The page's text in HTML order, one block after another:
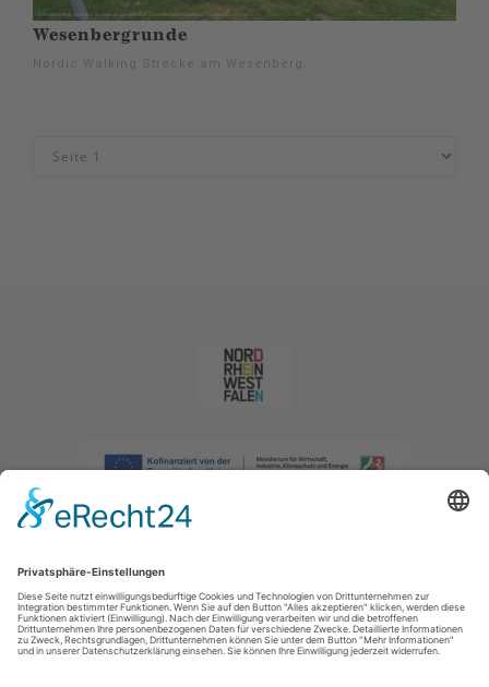
Wesenbergrunde
Nordic Walking Strecke am Wesenberg.
Impressum|Datenschutzerklärung|Barrierefreiheitserklärung